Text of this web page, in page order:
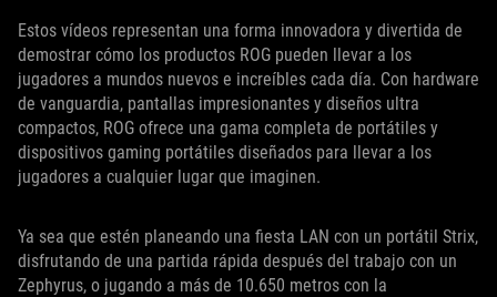
Estos vídeos representan una forma innovadora y divertida de
demostrar cómo los productos ROG pueden llevar a los
jugadores a mundos nuevos e increíbles cada día. Con hardware
de vanguardia, pantallas impresionantes y diseños ultra
compactos, ROG ofrece una gama completa de portátiles y
dispositivos gaming portátiles diseñados para llevar a los
jugadores a cualquier lugar que imaginen.
Ya sea que estén planeando una fiesta LAN con un portátil Strix,
disfrutando de una partida rápida después del trabajo con un
Zephyrus, o jugando a más de 10.650 metros con la